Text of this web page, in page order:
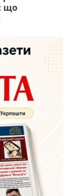
що